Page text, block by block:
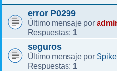
error P0299
Último mensaje por
Respuestas: 1
seguros
Último mensaje por
Respuestas: 1